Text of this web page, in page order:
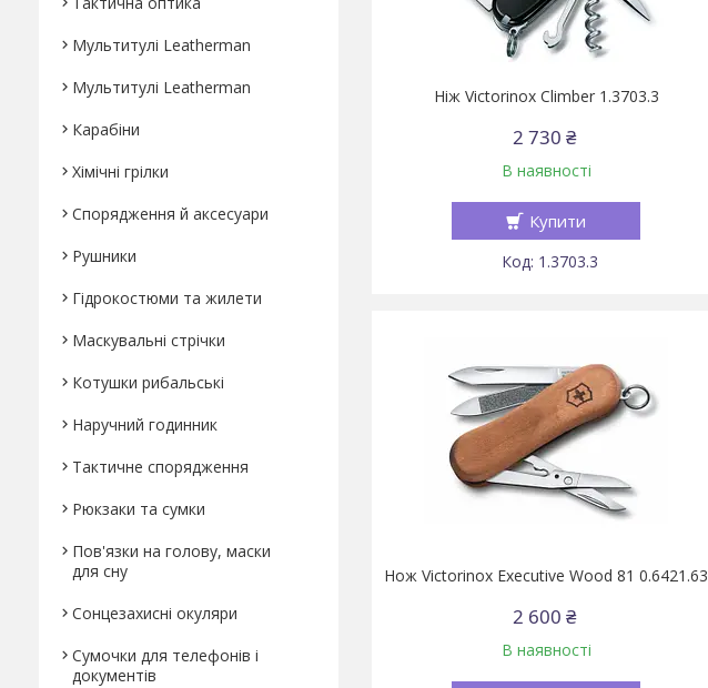
Ніж Victorinox Climber 1.3703.3
2 730 ₴
В наявності
Купити
1.3703.3
Нож Victorinox Executive Wood 81 0.6421.63
2 600 ₴
В наявності
Мультитулі Leatherman
Мультитулі Leatherman
Карабіни
Хімічні грілки
Спорядження й аксесуари
Рушники
Гідрокостюми та жилети
Маскувальні стрічки
Котушки рибальські
Наручний годинник
Тактичне спорядження
Рюкзаки та сумки
Пов'язки на голову, маски
для сну
Сонцезахисні окуляри
Сумочки для телефонів і
документів